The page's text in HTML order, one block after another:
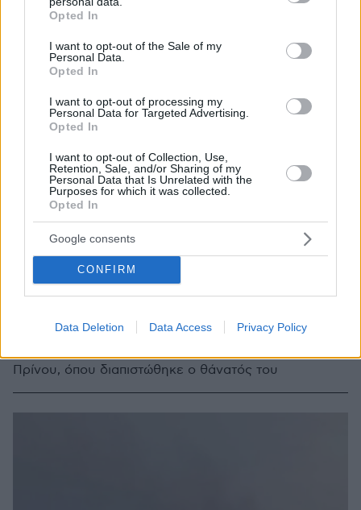
grant or deny consent to Google and its third-party tags to
use your data for below specified purposes in below Google
consent section.
Opted In
I want to opt-out of the Sale of my
Personal Data.
Opted In
I want to opt-out of processing my
Personal Data for Targeted Advertising.
Opted In
I want to opt-out of Collection, Use,
Retention, Sale, and/or Sharing of my
Personal Data that Is Unrelated with the
Purposes for which it was collected.
Opted In
Google consents
CONFIRM
Data Deletion Data Access Privacy Policy
Πνίγηκε 30χρονος σε παραλία της Θάσου
Πρίνου, όπου διαπιστώθηκε ο θάνατός του